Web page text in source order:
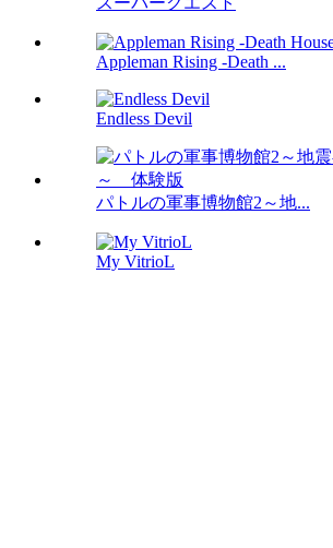
Appleman Rising -Death ...
Endless Devil
パトルの軍事博物館2～地...
My VitrioL